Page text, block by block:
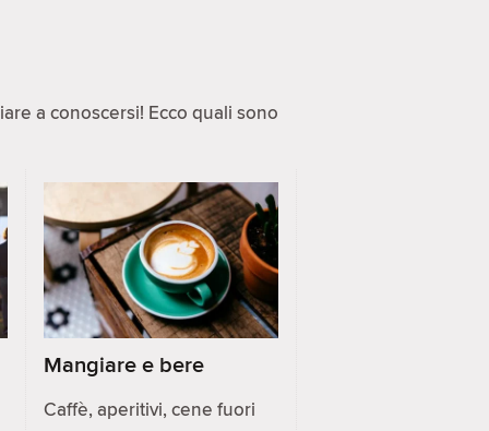
a conoscersi! Ecco quali sono
Mangiare e bere
Caffè, aperitivi, cene fuori